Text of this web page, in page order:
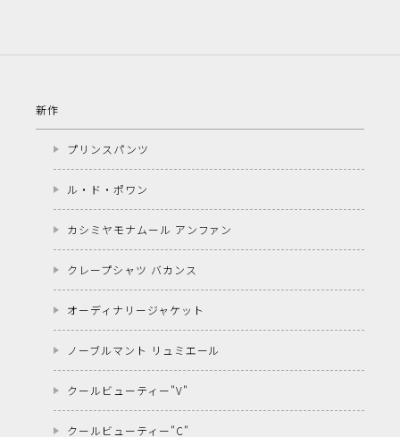
新作
プリンスパンツ
ル・ド・ポワン
カシミヤモナムール アンファン
クレープシャツ バカンス
オーディナリージャケット
ノーブルマント リュミエール
クールビューティー"V"
クールビューティー"C"